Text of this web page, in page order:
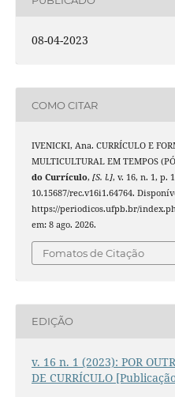
08-04-2023
COMO CITAR
IVENICKI, Ana. CURRÍCULO E
MULTICULTURAL EM TEMPOS
do Currículo, [S. l.], v. 16, n. 1, p.
10.15687/rec.v16i1.64764.
https://periodicos.ufpb.br/
em: 8 ago. 2026.
Fomatos de Citação
EDIÇÃO
v. 16 n. 1 (2023): POR
DE CURRÍCULO